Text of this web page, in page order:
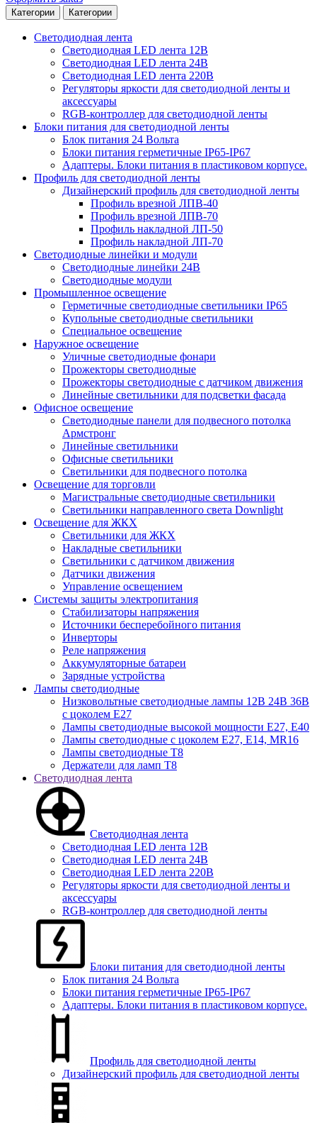
Категории Категории
Светодиодная лента
Светодиодная LED лента 12В
Светодиодная LED лента 24В
Светодиодная LED лента 220В
Регуляторы яркости для светодиодной ленты и
аксессуары
RGB-контроллер для светодиодной ленты
Блоки питания для светодиодной ленты
Блок питания 24 Вольта
Блоки питания герметичные IP65-IP67
Адаптеры. Блоки питания в пластиковом корпусе.
Профиль для светодиодной ленты
Дизайнерский профиль для светодиодной ленты
Профиль врезной ЛПВ-40
Профиль врезной ЛПВ-70
Профиль накладной ЛП-50
Профиль накладной ЛП-70
Светодиодные линейки и модули
Светодиодные линейки 24В
Светодиодные модули
Промышленное освещение
Герметичные светодиодные светильники IP65
Купольные светодиодные светильники
Специальное освещение
Наружное освещение
Уличные светодиодные фонари
Прожекторы светодиодные
Прожекторы светодиодные с датчиком движения
Линейные светильники для подсветки фасада
Офисное освещение
Cветодиодные панели для подвесного потолка
Армстронг
Линейные светильники
Офисные светильники
Светильники для подвесного потолка
Освещение для торговли
Магистральные светодиодные светильники
Светильники направленного света Downlight
Освещение для ЖКХ
Светильники для ЖКХ
Накладные светильники
Светильники с датчиком движения
Датчики движения
Управление освещением
Системы защиты электропитания
Стабилизаторы напряжения
Источники бесперебойного питания
Инверторы
Реле напряжения
Аккумуляторные батареи
Зарядные устройства
Лампы светодиодные
Низковольтные светодиодные лампы 12В 24В 36В
с цоколем Е27
Лампы светодиодные высокой мощности Е27, Е40
Лампы светодиодные с цоколем Е27, Е14, MR16
Лампы светодиодные Т8
Держатели для ламп T8
Светодиодная лента
Светодиодная лента
Светодиодная LED лента 12В
Светодиодная LED лента 24В
Светодиодная LED лента 220В
Регуляторы яркости для светодиодной ленты и
аксессуары
RGB-контроллер для светодиодной ленты
Блоки питания для светодиодной ленты
Блок питания 24 Вольта
Блоки питания герметичные IP65-IP67
Адаптеры. Блоки питания в пластиковом корпусе.
Профиль для светодиодной ленты
Дизайнерский профиль для светодиодной ленты